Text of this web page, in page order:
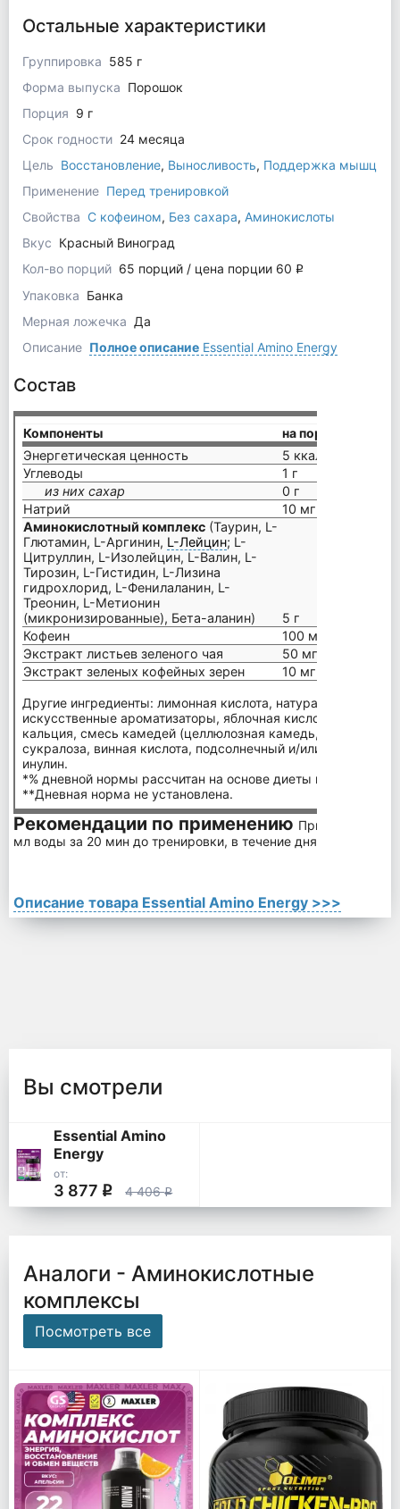
Остальные характеристики
Группировка 585 г
Форма выпуска Порошок
Порция 9 г
Срок годности 24 месяца
Цель Восстановление, Выносливость, Поддержка мышц
Применение Перед тренировкой
Свойства С кофеином, Без сахара, Аминокислоты
Вкус Красный Виноград
Кол-во порций 65 порций / цена порции 60 q
Упаковка Банка
Мерная ложечка Да
Описание Полное описаниеEssential Amino Energy
Состав
Компоненты
на порцию (9 г)
Энергетическая ценность
5 ккал
Углеводы
1 г
из них сахар
0 г
Натрий
10 мг
Аминокислотный комплекс (Таурин, L-
Глютамин, L-Аргинин, L-Лейцин; L-
Цитруллин, L-Изолейцин, L-Валин, L-
Тирозин, L-Гистидин, L-Лизина
гидрохлорид, L-Фенилаланин, L-
Треонин, L-Метионин
(микронизированные), Бета-аланин)
5 г
Кофеин
100 мг
Экстракт листьев зеленого чая
50 мг
Экстракт зеленых кофейных зерен
10 мг
Другие ингредиенты: лимонная кислота, натуральные и
искусственные ароматизаторы, яблочная кислота, диоксид
кальция, смесь камедей (целлюлозная камедь,
сукралоза, винная кислота, подсолнечный и/или соевый
инулин.
*% дневной нормы рассчитан на основе диеты в 2000
**Дневная норма не установлена.
Рекомендации по применению Принимайте 2
мл воды за 20 мин до тренировки, в течение дня –
Описание товара Essential Amino Energy >>>
Вы смотрели
Essential Amino
Energy
от:
3 877 q 4 406q
Аналоги - Аминокислотные
комплексы
Посмотреть все